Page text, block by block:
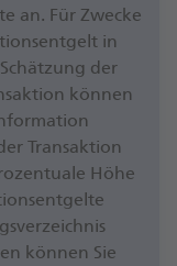
an. Für Zwecke
in
der
können
Transaktion
Höhe
können Sie